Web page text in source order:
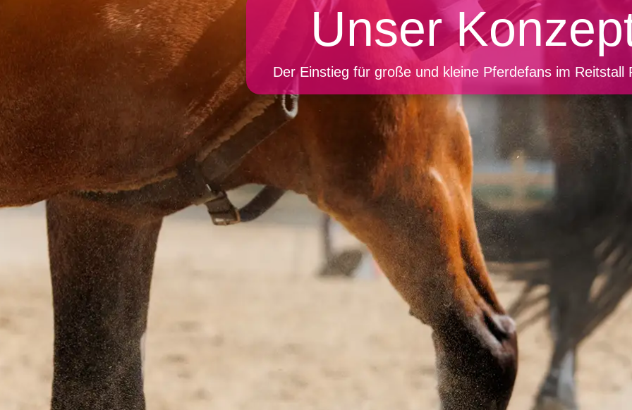
Unser
Der Einstieg für große und kleine Pferdefans im Reitstall